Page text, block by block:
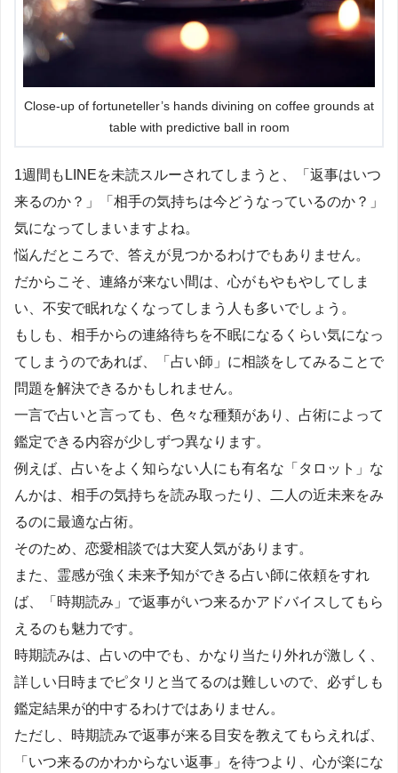
Close-up of fortuneteller’s hands divining on coffee grounds at
table with predictive ball in room
1週間もLINEを未読スルーされてしまうと、「返事はいつ
来るのか？」「相手の気持ちは今どうなっているのか？」
気になってしまいますよね。
悩んだところで、答えが見つかるわけでもありません。
だからこそ、連絡が来ない間は、心がもやもやしてしま
い、不安で眠れなくなってしまう人も多いでしょう。
もしも、相手からの連絡待ちを不眠になるくらい気になっ
てしまうのであれば、「占い師」に相談をしてみることで
問題を解決できるかもしれません。
一言で占いと言っても、色々な種類があり、占術によって
鑑定できる内容が少しずつ異なります。
例えば、占いをよく知らない人にも有名な「タロット」な
んかは、相手の気持ちを読み取ったり、二人の近未来をみ
るのに最適な占術。
そのため、恋愛相談では大変人気があります。
また、霊感が強く未来予知ができる占い師に依頼をすれ
ば、「時期読み」で返事がいつ来るかアドバイスしてもら
えるのも魅力です。
時期読みは、占いの中でも、かなり当たり外れが激しく、
詳しい日時までピタリと当てるのは難しいので、必ずしも
鑑定結果が的中するわけではありません。
ただし、時期読みで返事が来る目安を教えてもらえれば、
「いつ来るのかわからない返事」を待つより、心が楽にな